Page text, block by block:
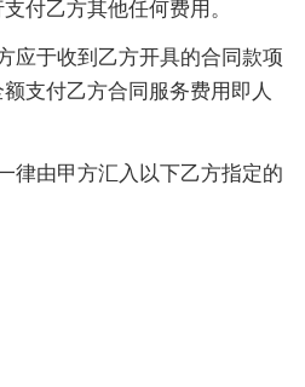
付乙方其他任何费用。
应于收到乙方开具的合同款项
支付乙方合同服务费用即人
律由甲方汇入以下乙方指定的